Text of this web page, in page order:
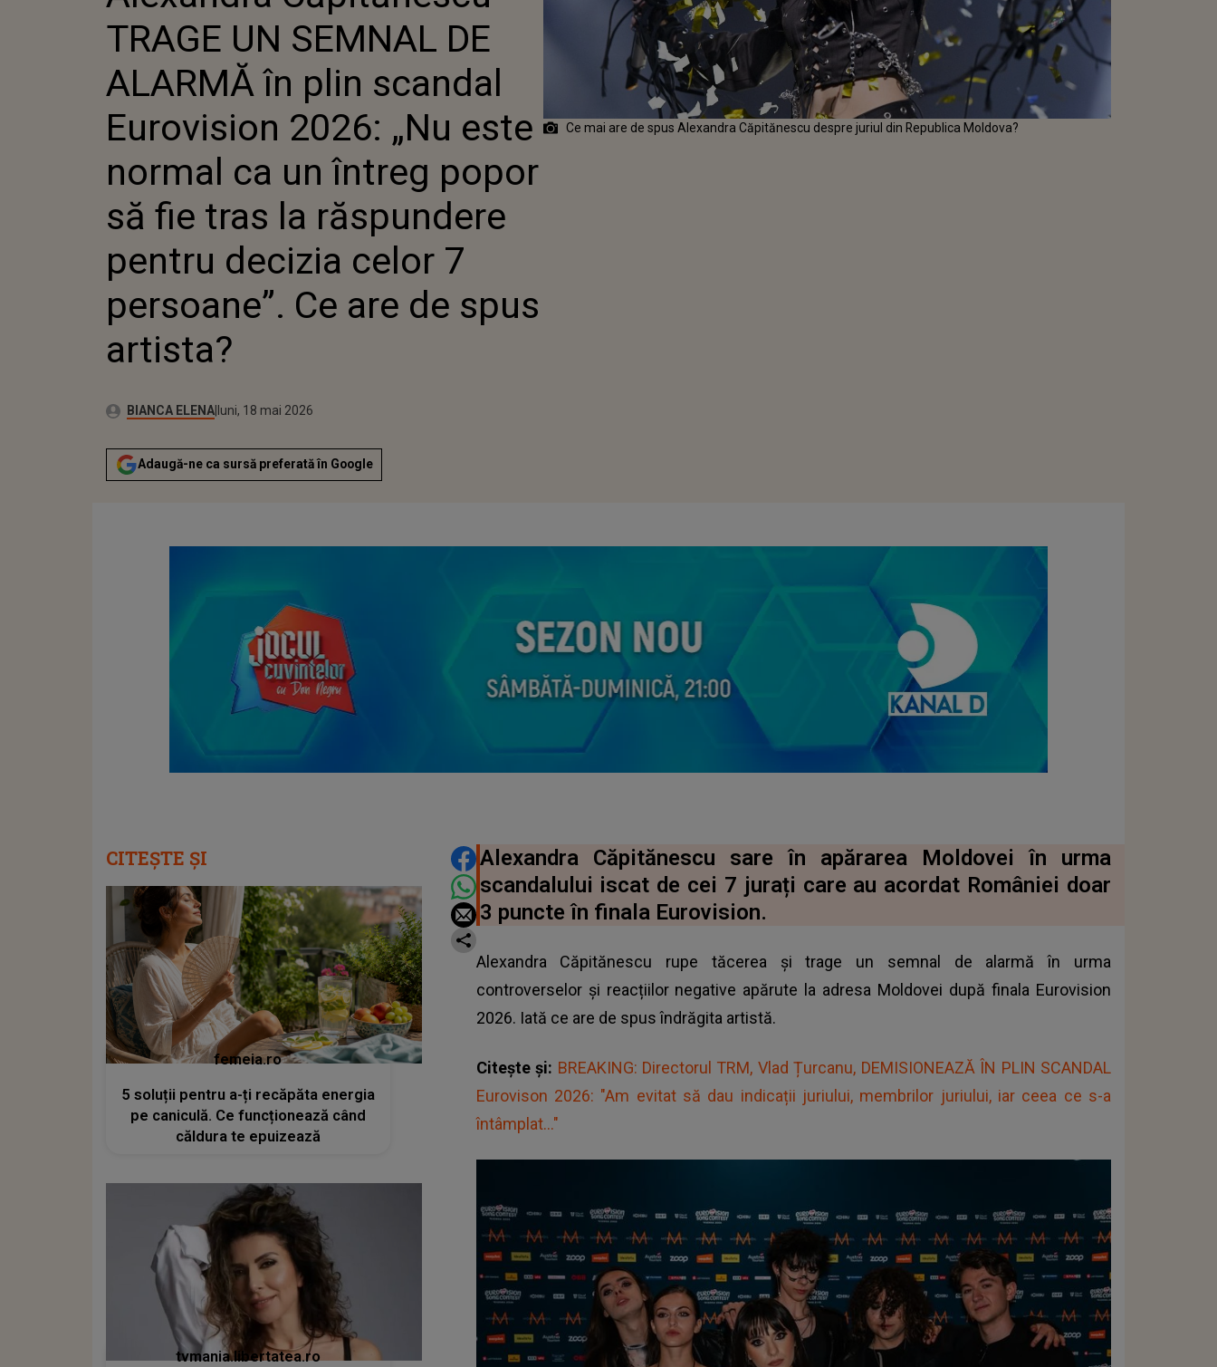
EUROVISION 2026: „NU ESTE
NORMAL CA UN ÎNTREG
POPOR SĂ FIE TRAS LA
RĂSPUNDERE PENTRU
DECIZIA CELOR 7 PERSOANE”.
CE ARE DE SPUS ARTISTA?
TRAGE UN SEMNAL DE
ALARMĂ în plin scandal
Eurovision 2026: „Nu este
normal ca un întreg popor
să fie tras la răspundere
pentru decizia celor 7
persoane”. Ce are de spus
artista?
Autor:BIANCA ELENAPublicat:
luni, 18 mai 2026
Actualizat:
luni, 18 mai 2026
Adaugă-ne ca sursă preferată în Google
Ce mai are de spus Alexandra Căpitănescu despre juriul din Republica Moldova?
DISTRIBUIE ARTICOLUL
Alexandra Căpitănescu sare în apărarea Moldovei în urma
scandalului iscat de cei 7 jurați care au acordat României doar
3 puncte în finala Eurovision.
Alexandra Căpitănescu rupe tăcerea și trage un semnal de alarmă în urma
controverselor și reacțiilor negative apărute la adresa Moldovei după finala Eurovision
2026. Iată ce are de spus îndrăgita artistă.
Citește și: BREAKING: Directorul TRM, Vlad Țurcanu, DEMISIONEAZĂ ÎN PLIN SCANDAL
Eurovison 2026: "Am evitat să dau indicații juriului, membrilor juriului, iar ceea ce s-a
întâmplat..."
CITEȘTE ȘI
femeia.ro
5 soluții pentru a-ți recăpăta energia
pe caniculă. Ce funcționează când
căldura te epuizează
tvmania.libertatea.ro